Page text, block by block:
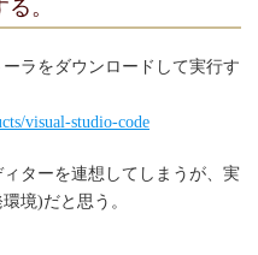
。
ラをダウンロードして実行す
visual-studio-code
ターを連想してしまうが、実
境)だと思う。